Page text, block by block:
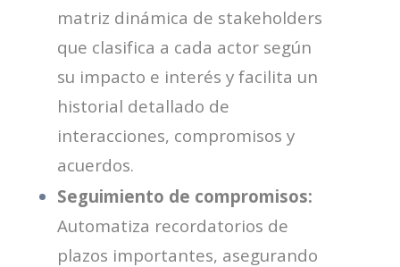
matriz dinámica de stakeholders
que clasifica a cada actor según
su impacto e interés y facilita un
historial detallado de
interacciones, compromisos y
acuerdos.
Seguimiento de compromisos:
Automatiza recordatorios de
plazos importantes, asegurando